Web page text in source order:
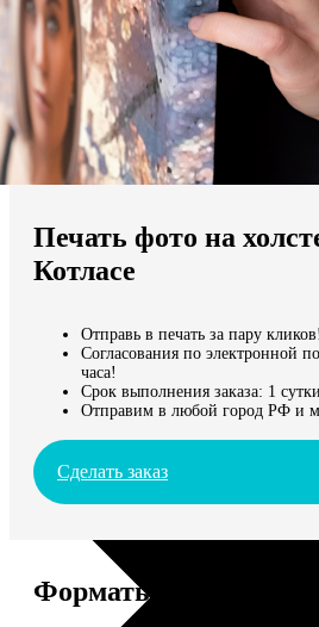
Мы доставляем по всему миру
Продолжить без города
Печать фото на
Котласе
Отправь в печать за пару кликов!
Согласования по электронной
часа!
Срок выполнения заказа: 1 сутки
Отправим в любой город РФ и
Сделать заказ
Форматы и цены